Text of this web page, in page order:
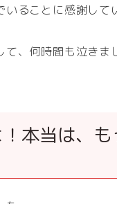
ることに感謝して
、何時間も泣きま
本当は、